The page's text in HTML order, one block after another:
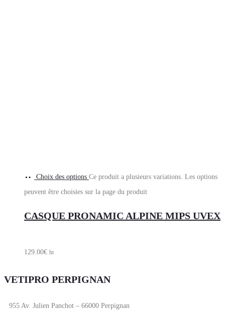
Choix des options Ce produit a plusieurs variations. Les options
peuvent être choisies sur la page du produit
CASQUE PRONAMIC ALPINE MIPS UVEX
129.00€ ht
VETIPRO PERPIGNAN
955 Av. Julien Panchot – 66000 Perpignan